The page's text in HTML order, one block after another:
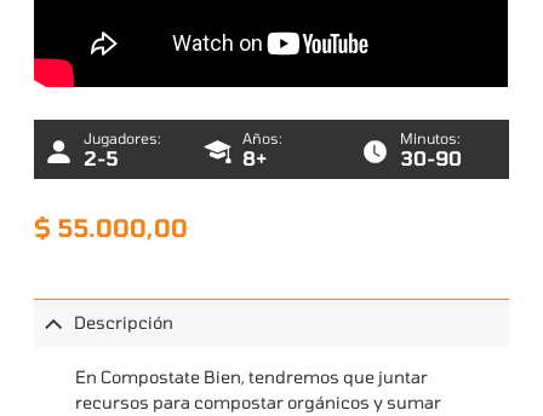
Jugadores:
2-5
Años:
8+
Minutos:
30-90
$ 55.000,00
Descripción
En Compostate Bien, tendremos que juntar
recursos para compostar orgánicos y sumar